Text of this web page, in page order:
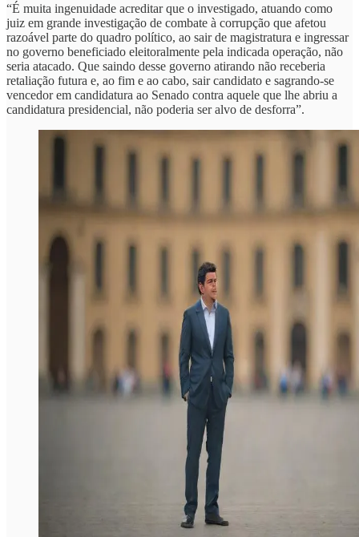
“É muita ingenuidade acreditar que o investigado, atuando como
juiz em grande investigação de combate à corrupção que afetou
razoável parte do quadro político, ao sair de magistratura e ingressar
no governo beneficiado eleitoralmente pela indicada operação, não
seria atacado. Que saindo desse governo atirando não receberia
retaliação futura e, ao fim e ao cabo, sair candidato e sagrando-se
vencedor em candidatura ao Senado contra aquele que lhe abriu a
candidatura presidencial, não poderia ser alvo de desforra”.